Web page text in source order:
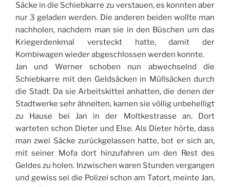
Säcke in die Schiebkarre zu verstauen, es konnten aber
nur 3 geladen werden. Die anderen beiden wollte man
nachholen, nachdem man sie in den Büschen um das
Kriegerdenkmal versteckt hatte, damit der
Kombiwagen wieder abgeschlossen werden konnte.
Jan und Werner schoben nun abwechselnd die
Schiebkarre mit den Geldsäcken in Müllsäcken durch
die Stadt. Da sie Arbeitskittel anhatten, die denen der
Stadtwerke sehr ähnelten, kamen sie völlig unbehelligt
zu Hause bei Jan in der Moltkestrasse an. Dort
warteten schon Dieter und Else. Als Dieter hörte, dass
man zwei Säcke zurückgelassen hatte, bot er sich an,
mit seiner Mofa dort hinzufahren um den Rest des
Geldes zu holen. Inzwischen waren Stunden vergangen
und gewiss sei die Polizei schon am Tatort, meinte Jan,